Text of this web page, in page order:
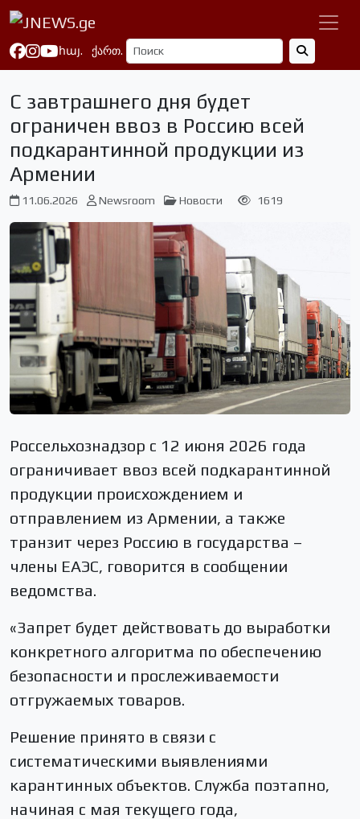
հայ. ქართ.
С завтрашнего дня будет
ограничен ввоз в Россию всей
подкарантинной продукции из
Армении
11.06.2026 Newsroom Новости 1619
Россельхознадзор с 12 июня 2026 года
ограничивает ввоз всей подкарантинной
продукции происхождением и
отправлением из Армении, а также
транзит через Россию в государства –
члены ЕАЭС, говорится в сообщении
ведомства.
«Запрет будет действовать до выработки
конкретного алгоритма по обеспечению
безопасности и прослеживаемости
отгружаемых товаров.
Решение принято в связи с
систематическими выявлениями
карантинных объектов. Служба поэтапно,
начиная с мая текущего года,